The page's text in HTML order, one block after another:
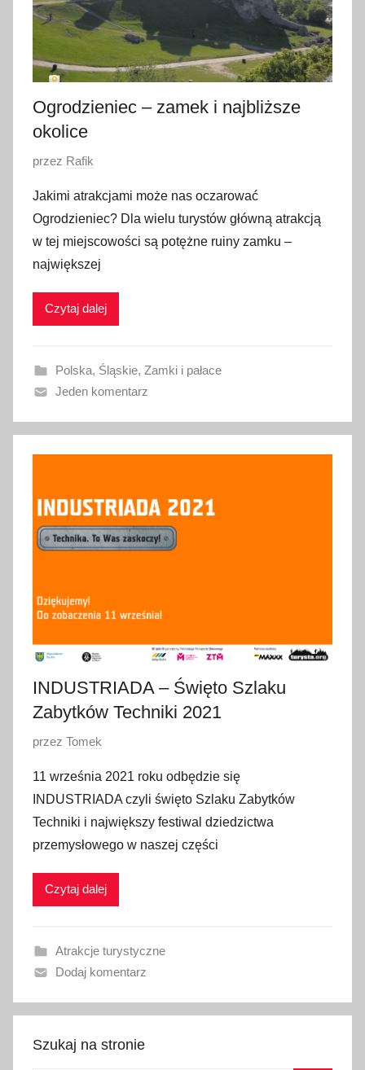
Ogrodzieniec – zamek i najbliższe
okolice
O
u
b
l
i
w
n
o
8
s
y
c
z
a
0
przez Rafik
Jakimi atrakcjami może nas oczarować
Ogrodzieniec? Dla wielu turystów główną atrakcją
w tej miejscowości są potężne ruiny zamku –
największej
Czytaj dalej
Polska, Śląskie, Zamki i pałace
Jeden komentarz
INDUSTRIADA – Święto Szlaku
Zabytków Techniki 2021
O
u
b
i
w
n
o
w
r
przez Tomek
11 września 2021 roku odbędzie się
INDUSTRIADA czyli święto Szlaku Zabytków
Techniki i największy festiwal dziedzictwa
przemysłowego w naszej części
Czytaj dalej
Atrakcje turystyczne
Dodaj komentarz
Szukaj na stronie